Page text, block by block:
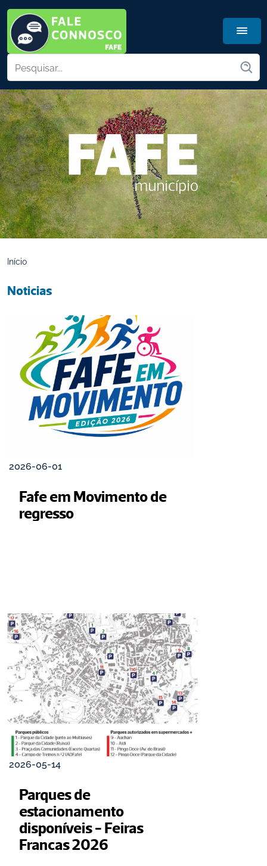
Início
Noticias
2026-06-01
Fafe em Movimento de
regresso
2026-05-14
Parques de
estacionamento
disponíveis - Feiras
Francas 2026